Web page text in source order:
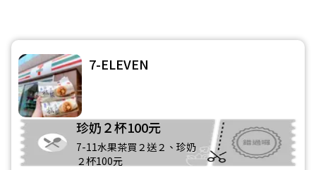
7-ELEVEN
珍奶２杯100元
7-11水果茶買２送２、珍奶
２杯100元